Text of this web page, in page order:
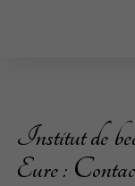
Institut de
Eure :